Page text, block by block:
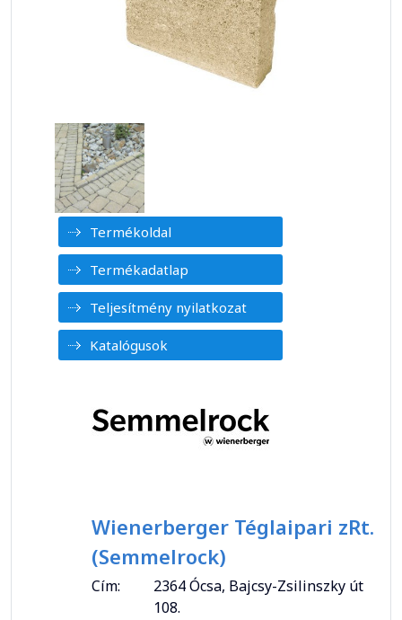
Termékoldal
Termékadatlap
Teljesítmény nyilatkozat
Katalógusok
Wienerberger Téglaipari zRt.
(Semmelrock)
Cím:
2364 Ócsa, Bajcsy-Zsilinszky út
108.